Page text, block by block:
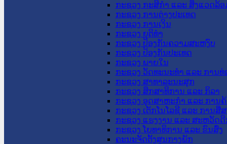
ກະຊວງ ກະສິກຳ ແລະ ສິ່ງແວດລ້ອ
ກະຊວງ ການຕ່າງປະເທດ
ກະຊວງ ການເງິນ
ກະຊວງ ຍຸຕິທໍາ
ກະຊວງ ປ້ອງກັນຄວາມສະຫງົບ
ກະຊວງ ປ້ອງກັນປະເທດ
ກະຊວງ ພາຍໃນ
ກະຊວງ ວັດທະນະທຳ ແລະ ການທ່
ກະຊວງ ສາທາລະນະສຸກ
ກະຊວງ ສຶກສາທິການ ແລະ ກິລາ
ກະຊວງ ອຸດສາຫະກຳ ແລະ ການຄ້
ກະຊວງ ເຕັກໂນໂລຊີ ແລະ ການສື່
ກະຊວງ ແຮງງານ ແລະ ສະຫວັດ
ກະຊວງ ໂຍທາທິການ ແລະ ຂົນສົ່ງ
ຄະນະຈັດຕັ້ງສູນກາງພັກ